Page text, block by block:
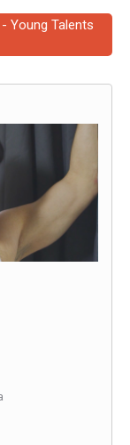
Young Talents